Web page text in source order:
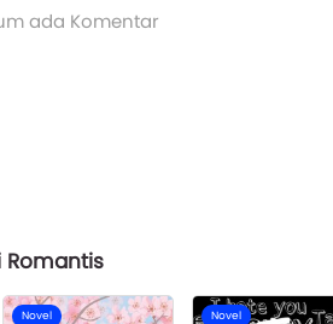
ada Komentar
Romantis
Novel Novel